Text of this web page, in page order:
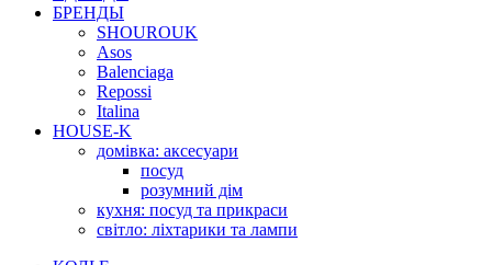
БРЕНДЫ
SHOUROUK
Asos
Balenciaga
Repossi
Italina
HOUSE-K
домівка: аксесуари
посуд
розумний дім
кухня: посуд та прикраси
світло: ліхтарики та лампи